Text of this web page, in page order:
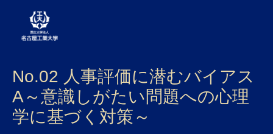
大学案内
学部・大学院・センター
入試
No.02 人事評価に潜むバイアス
A～意識しがたい問題への心理
学に基づく対策～